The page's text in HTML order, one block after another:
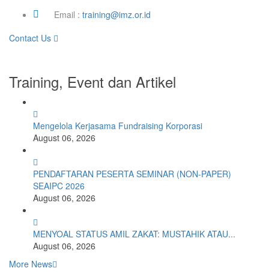
Email : training@imz.or.id
Contact Us
Training, Event dan Artikel
Mengelola Kerjasama Fundraising Korporasi
August 06, 2026
PENDAFTARAN PESERTA SEMINAR (NON-PAPER)
SEAIPC 2026
August 06, 2026
MENYOAL STATUS AMIL ZAKAT: MUSTAHIK ATAU...
August 06, 2026
More News